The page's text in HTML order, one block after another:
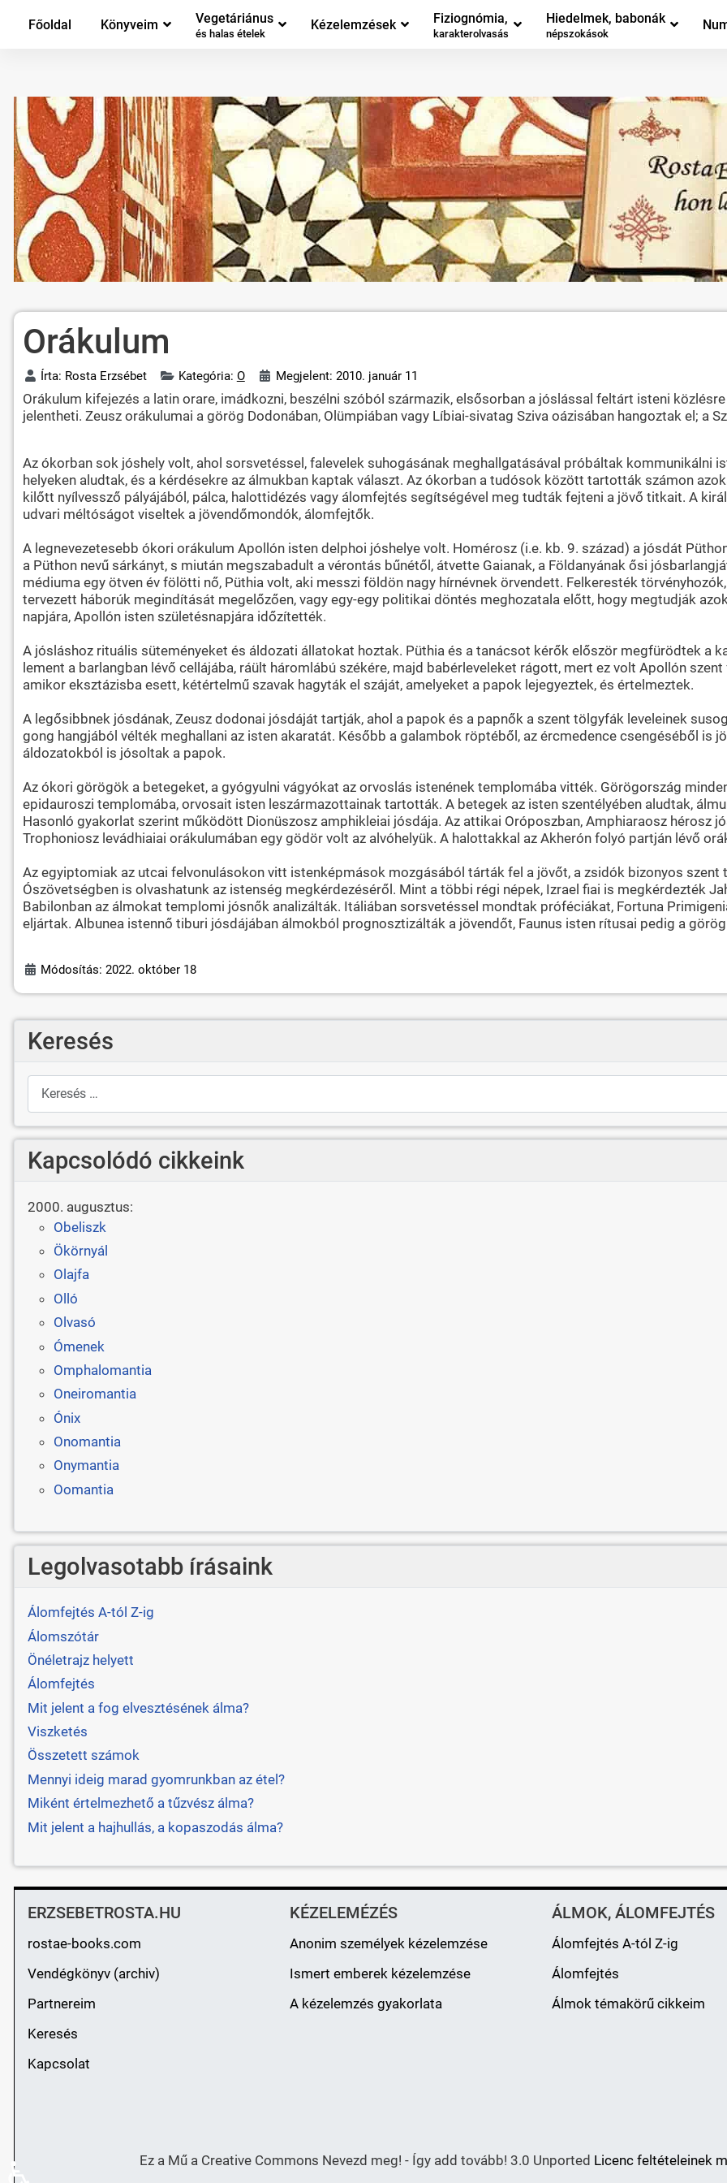
Főoldal Könyveim Vegetáriánus
és halas ételek
Kézelemzések Fiziognómia,
karakterolvasás
Hiedelmek, babonák
népszokások
Orákulum
Írta: Rosta Erzsébet Kategória: O Megjelent: 2010. január 11
Orákulum kifejezés a latin orare, imádkozni, beszélni szóból származik, elsősorban a jóslással feltárt isteni
jelentheti. Zeusz orákulumai a görög Dodonában, Olümpiában vagy Líbiai-sivatag Sziva oázisában hangoztak el; a
Az ókorban sok jóshely volt, ahol sorsvetéssel, falevelek suhogásának meghallgatásával próbáltak kommunikálni
helyeken aludtak, és a kérdésekre az álmukban kaptak választ. Az ókorban a tudósok között tartották számon
kilőtt nyílvessző pályájából, pálca, halottidézés vagy álomfejtés segítségével meg tudták fejteni a jövő titkait. A
udvari méltóságot viseltek a jövendőmondók, álomfejtők.
A legnevezetesebb ókori orákulum Apollón isten delphoi jóshelye volt. Homérosz (i.e. kb. 9. század) a jósdát
a Püthon nevű sárkányt, s miután megszabadult a vérontás bűnétől, átvette Gaianak, a Földanyának ősi
médiuma egy ötven év fölötti nő, Püthia volt, aki messzi földön nagy hírnévnek örvendett. Felkeresték
tervezett háborúk megindítását megelőzően, vagy egy-egy politikai döntés meghozatala előtt, hogy megtudják
napjára, Apollón isten születésnapjára időzítették.
A jósláshoz rituális süteményeket és áldozati állatokat hoztak. Püthia és a tanácsot kérők először megfürödtek a
lement a barlangban lévő cellájába, ráült háromlábú székére, majd babérleveleket rágott, mert ez volt Apollón
amikor eksztázisba esett, kétértelmű szavak hagyták el száját, amelyeket a papok lejegyeztek, és értelmeztek.
A legősibbnek jósdának, Zeusz dodonai jósdáját tartják, ahol a papok és a papnők a szent tölgyfák leveleinek
gong hangjából vélték meghallani az isten akaratát. Később a galambok röptéből, az ércmedence csengéséből is
áldozatokból is jósoltak a papok.
Az ókori görögök a betegeket, a gyógyulni vágyókat az orvoslás istenének templomába vitték. Görögország
epidauroszi templomába, orvosait isten leszármazottainak tartották. A betegek az isten szentélyében aludtak,
Hasonló gyakorlat szerint működött Dionüszosz amphikleiai jósdája. Az attikai Oróposzban, Amphiaraosz hérosz
Trophoniosz levádhiaiai orákulumában egy gödör volt az alvóhelyük. A halottakkal az Akherón folyó partján lévő
Az egyiptomiak az utcai felvonulásokon vitt istenképmások mozgásából tárták fel a jövőt, a zsidók bizonyos
Ószövetségben is olvashatunk az istenség megkérdezéséről. Mint a többi régi népek, Izrael fiai is megkérdezték
Babilonban az álmokat templomi jósnők analizálták. Itáliában sorsvetéssel mondtak próféciákat, Fortuna
eljártak. Albunea istennő tiburi jósdájában álmokból prognosztizálták a jövendőt, Faunus isten rítusai pedig a
Módosítás: 2022. október 18
Keresés
Keresés
Kapcsolódó cikkeink
2000. augusztus:
Obeliszk
Ökörnyál
Olajfa
Olló
Olvasó
Ómenek
Omphalomantia
Oneiromantia
Ónix
Onomantia
Onymantia
Oomantia
Legolvasotabb írásaink
Álomfejtés A-tól Z-ig
Álomszótár
Önéletrajz helyett
Álomfejtés
Mit jelent a fog elvesztésének álma?
Viszketés
Összetett számok
Mennyi ideig marad gyomrunkban az étel?
Miként értelmezhető a tűzvész álma?
Mit jelent a hajhullás, a kopaszodás álma?
ERZSEBETROSTA.HU
rostae-books.com
Vendégkönyv (archiv)
Partnereim
Keresés
Kapcsolat
KÉZELEMÉZÉS
Anonim személyek kézelemzése
Ismert emberek kézelemzése
A kézelemzés gyakorlata
ÁLMOK, ÁLOMFEJTÉS
Álomfejtés A-tól Z-ig
Álomfejtés
Álmok témakörű cikkeim
Ez a Mű a Creative Commons Nevezd meg! - Így add tovább! 3.0 Unported Licenc feltételeinek